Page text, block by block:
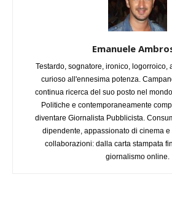
Emanuele
Testardo, sognatore, ironico, logorroico,
curioso all'ennesima potenza.
continua ricerca del suo posto nel
Politiche e contemporaneamente
diventare Giornalista Pubblicista.
dipendente, appassionato di cinema e
collaborazioni: dalla carta stampata
giornalismo online.